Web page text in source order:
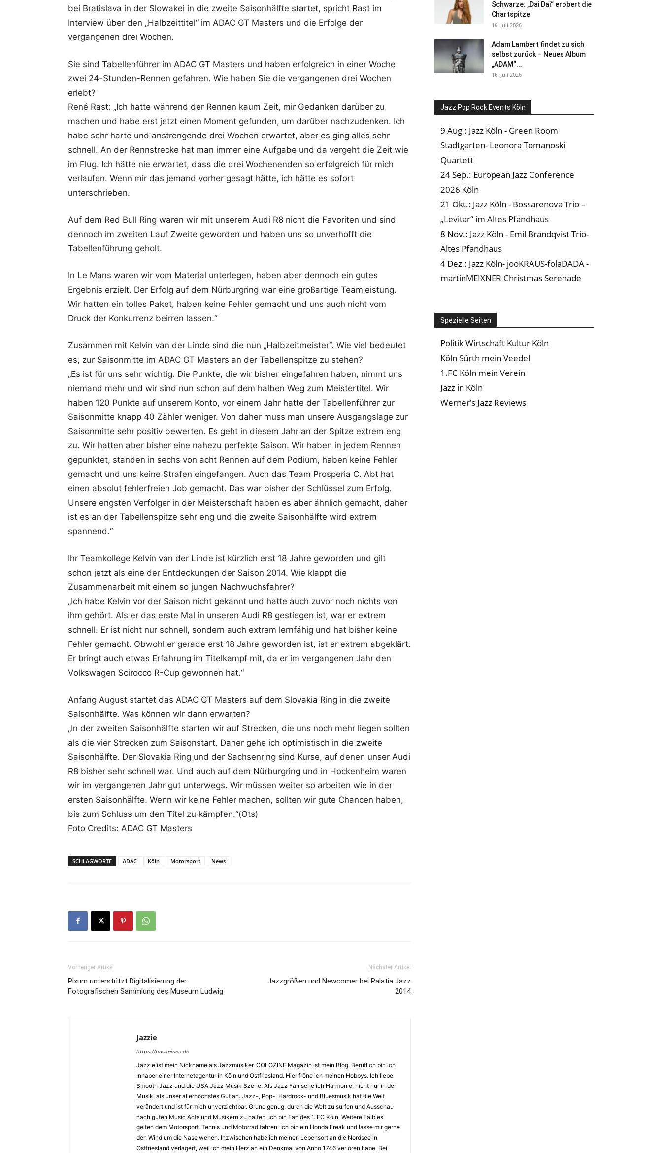
bei Bratislava in der Slowakei in die zweite Saisonhälfte startet, spricht Rast im
Interview über den „Halbzeittitel“ im ADAC GT Masters und die Erfolge der
vergangenen drei Wochen.
Sie sind Tabellenführer im ADAC GT Masters und haben erfolgreich in einer Woche
zwei 24-Stunden-Rennen gefahren. Wie haben Sie die vergangenen drei Wochen
erlebt?
René Rast: „Ich hatte während der Rennen kaum Zeit, mir Gedanken darüber zu
machen und habe erst jetzt einen Moment gefunden, um darüber nachzudenken. Ich
habe sehr harte und anstrengende drei Wochen erwartet, aber es ging alles sehr
schnell. An der Rennstrecke hat man immer eine Aufgabe und da vergeht die Zeit wie
im Flug. Ich hätte nie erwartet, dass die drei Wochenenden so erfolgreich für mich
verlaufen. Wenn mir das jemand vorher gesagt hätte, ich hätte es sofort
unterschrieben.
Auf dem Red Bull Ring waren wir mit unserem Audi R8 nicht die Favoriten und sind
dennoch im zweiten Lauf Zweite geworden und haben uns so unverhofft die
Tabellenführung geholt.
In Le Mans waren wir vom Material unterlegen, haben aber dennoch ein gutes
Ergebnis erzielt. Der Erfolg auf dem Nürburgring war eine großartige Teamleistung.
Wir hatten ein tolles Paket, haben keine Fehler gemacht und uns auch nicht vom
Druck der Konkurrenz beirren lassen.“
Zusammen mit Kelvin van der Linde sind die nun „Halbzeitmeister“. Wie viel bedeutet
es, zur Saisonmitte im ADAC GT Masters an der Tabellenspitze zu stehen?
„Es ist für uns sehr wichtig. Die Punkte, die wir bisher eingefahren haben, nimmt uns
niemand mehr und wir sind nun schon auf dem halben Weg zum Meistertitel. Wir
haben 120 Punkte auf unserem Konto, vor einem Jahr hatte der Tabellenführer zur
Saisonmitte knapp 40 Zähler weniger. Von daher muss man unsere Ausgangslage zur
Saisonmitte sehr positiv bewerten. Es geht in diesem Jahr an der Spitze extrem eng
zu. Wir hatten aber bisher eine nahezu perfekte Saison. Wir haben in jedem Rennen
gepunktet, standen in sechs von acht Rennen auf dem Podium, haben keine Fehler
gemacht und uns keine Strafen eingefangen. Auch das Team Prosperia C. Abt hat
einen absolut fehlerfreien Job gemacht. Das war bisher der Schlüssel zum Erfolg.
Unsere engsten Verfolger in der Meisterschaft haben es aber ähnlich gemacht, daher
ist es an der Tabellenspitze sehr eng und die zweite Saisonhälfte wird extrem
spannend.“
Ihr Teamkollege Kelvin van der Linde ist kürzlich erst 18 Jahre geworden und gilt
schon jetzt als eine der Entdeckungen der Saison 2014. Wie klappt die
Zusammenarbeit mit einem so jungen Nachwuchsfahrer?
„Ich habe Kelvin vor der Saison nicht gekannt und hatte auch zuvor noch nichts von
ihm gehört. Als er das erste Mal in unseren Audi R8 gestiegen ist, war er extrem
schnell. Er ist nicht nur schnell, sondern auch extrem lernfähig und hat bisher keine
Fehler gemacht. Obwohl er gerade erst 18 Jahre geworden ist, ist er extrem abgeklärt.
Er bringt auch etwas Erfahrung im Titelkampf mit, da er im vergangenen Jahr den
Volkswagen Scirocco R-Cup gewonnen hat.“
Anfang August startet das ADAC GT Masters auf dem Slovakia Ring in die zweite
Saisonhälfte. Was können wir dann erwarten?
„In der zweiten Saisonhälfte starten wir auf Strecken, die uns noch mehr liegen sollten
als die vier Strecken zum Saisonstart. Daher gehe ich optimistisch in die zweite
Saisonhälfte. Der Slovakia Ring und der Sachsenring sind Kurse, auf denen unser Audi
R8 bisher sehr schnell war. Und auch auf dem Nürburgring und in Hockenheim waren
wir im vergangenen Jahr gut unterwegs. Wir müssen weiter so arbeiten wie in der
ersten Saisonhälfte. Wenn wir keine Fehler machen, sollten wir gute Chancen haben,
bis zum Schluss um den Titel zu kämpfen.“(Ots)
Foto Credits: ADAC GT Masters
SCHLAGWORTE ADAC Köln Motorsport News
Vorheriger Artikel
Pixum unterstützt Digitalisierung der
Fotografischen Sammlung des Museum Ludwig
Nächster Artikel
Jazzgrößen und Newcomer bei Palatia Jazz
2014
Jazzie
https://packeisen.de
Jazzie ist mein Nickname als Jazzmusiker. COLOZINE Magazin ist mein Blog. Beruflich bin ich
Inhaber einer Internetagentur in Köln und Ostfriesland. Hier fröne ich meinen Hobbys. Ich liebe
Smooth Jazz und die USA Jazz Musik Szene. Als Jazz Fan sehe ich Harmonie, nicht nur in der
Musik, als unser allerhöchstes Gut an. Jazz-, Pop-, Hardrock- und Bluesmusik hat die Welt
verändert und ist für mich unverzichtbar. Grund genug, durch die Welt zu surfen und Ausschau
nach guten Music Acts und Musikern zu halten. Ich bin Fan des 1. FC Köln. Weitere Faibles
gelten dem Motorsport, Tennis und Motorrad fahren. Ich bin ein Honda Freak und lasse mir gerne
den Wind um die Nase wehen. Inzwischen habe ich meinen Lebensort an die Nordsee in
Ostfriesland verlagert, weil ich mein Herz an ein Denkmal von Anno 1746 verloren habe. Bei
Schwarze: „Dai Dai“ erobert die
Chartspitze
16. Juli 2026
Adam Lambert findet zu sich
selbst zurück – Neues Album
„ADAM“...
16. Juli 2026
Jazz Pop Rock Events Köln
9 Aug.: Jazz Köln - Green Room
Stadtgarten- Leonora Tomanoski
Quartett
24 Sep.: European Jazz Conference
2026 Köln
21 Okt.: Jazz Köln - Bossarenova Trio –
„Levitar“ im Altes Pfandhaus
8 Nov.: Jazz Köln - Emil Brandqvist Trio-
Altes Pfandhaus
4 Dez.: Jazz Köln- jooKRAUS-folaDADA -
martinMEIXNER Christmas Serenade
Spezielle Seiten
Politik Wirtschaft Kultur Köln
Köln Sürth mein Veedel
1.FC Köln mein Verein
Jazz in Köln
Werner’s Jazz Reviews